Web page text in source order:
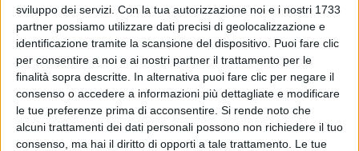
sviluppo dei servizi. Con la tua autorizzazione noi e i nostri 1733
partner possiamo utilizzare dati precisi di geolocalizzazione e
identificazione tramite la scansione del dispositivo. Puoi fare clic
per consentire a noi e ai nostri partner il trattamento per le
finalità sopra descritte. In alternativa puoi fare clic per negare il
consenso o accedere a informazioni più dettagliate e modificare
le tue preferenze prima di acconsentire. Si rende noto che
alcuni trattamenti dei dati personali possono non richiedere il tuo
consenso, ma hai il diritto di opporti a tale trattamento. Le tue
La smentita di Riccardo Zanotti. La band ha appena
appena lanciato il nuovo brano “Dentista Croazia”
diSimone Bernardi